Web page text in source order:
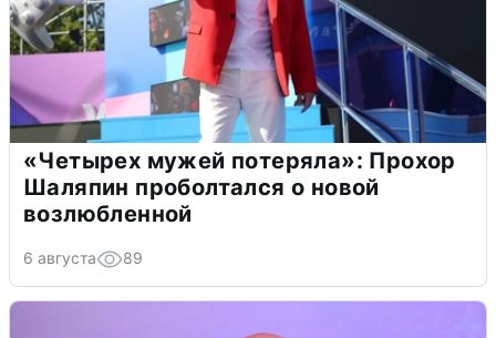
«Четырех мужей потеряла»: Прохор
Шаляпин проболтался о новой
возлюбленной
6 августа 89